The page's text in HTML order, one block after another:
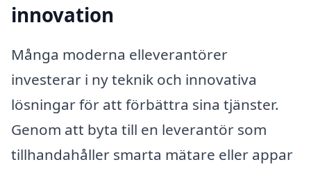
innovation
Många moderna elleverantörer
investerar i ny teknik och innovativa
lösningar för att förbättra sina tjänster.
Genom att byta till en leverantör som
tillhandahåller smarta mätare eller appar